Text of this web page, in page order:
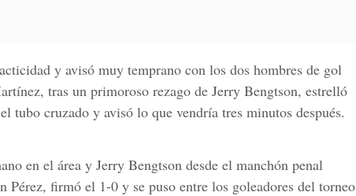
y avisó muy temprano con los dos hombres de gol
tras un primoroso rezago de Jerry Bengtson, estrelló
tubo cruzado y avisó lo que vendría tres minutos después.
en el área y Jerry Bengtson desde el manchón penal
Pérez, firmó el 1-0 y se puso entre los goleadores del torneo